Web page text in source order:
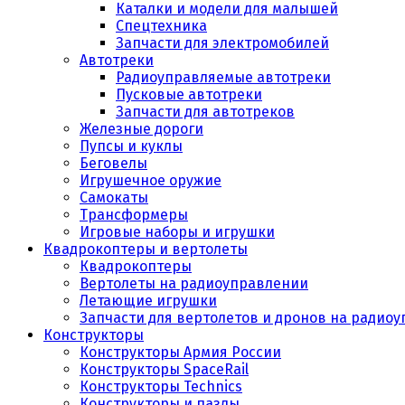
Каталки и модели для малышей
Спецтехника
Запчасти для электромобилей
Автотреки
Радиоуправляемые автотреки
Пусковые автотреки
Запчасти для автотреков
Железные дороги
Пупсы и куклы
Беговелы
Игрушечное оружие
Самокаты
Трансформеры
Игровые наборы и игрушки
Квадрокоптеры и вертолеты
Квадрокоптеры
Вертолеты на радиоуправлении
Летающие игрушки
Запчасти для вертолетов и дронов на
Конструкторы
Конструкторы Армия России
Конструкторы SpaceRail
Конструкторы Technics